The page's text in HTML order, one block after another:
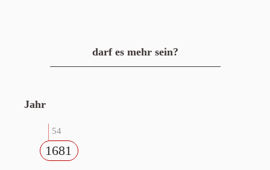
darf es mehr sein?
Jahr
54
1681